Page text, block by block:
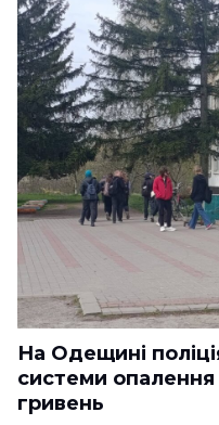
На Одещині
системи опалення
гривень